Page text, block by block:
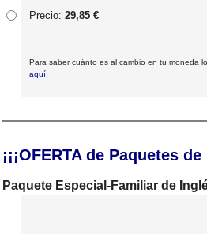
Precio: 29,85 €
Para saber cuánto es al cambio en tu moneda
aquí
¡¡¡OFERTA de Paquetes
Paquete Especial-Familiar de